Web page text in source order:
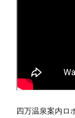
四万温泉案内ロ